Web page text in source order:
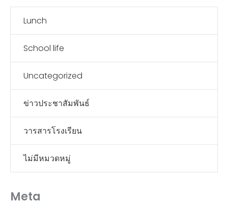
Lunch
School life
Uncategorized
ข่าวประชาสัมพันธ์
วารสารโรงเรียน
ไม่มีหมวดหมู่
Meta